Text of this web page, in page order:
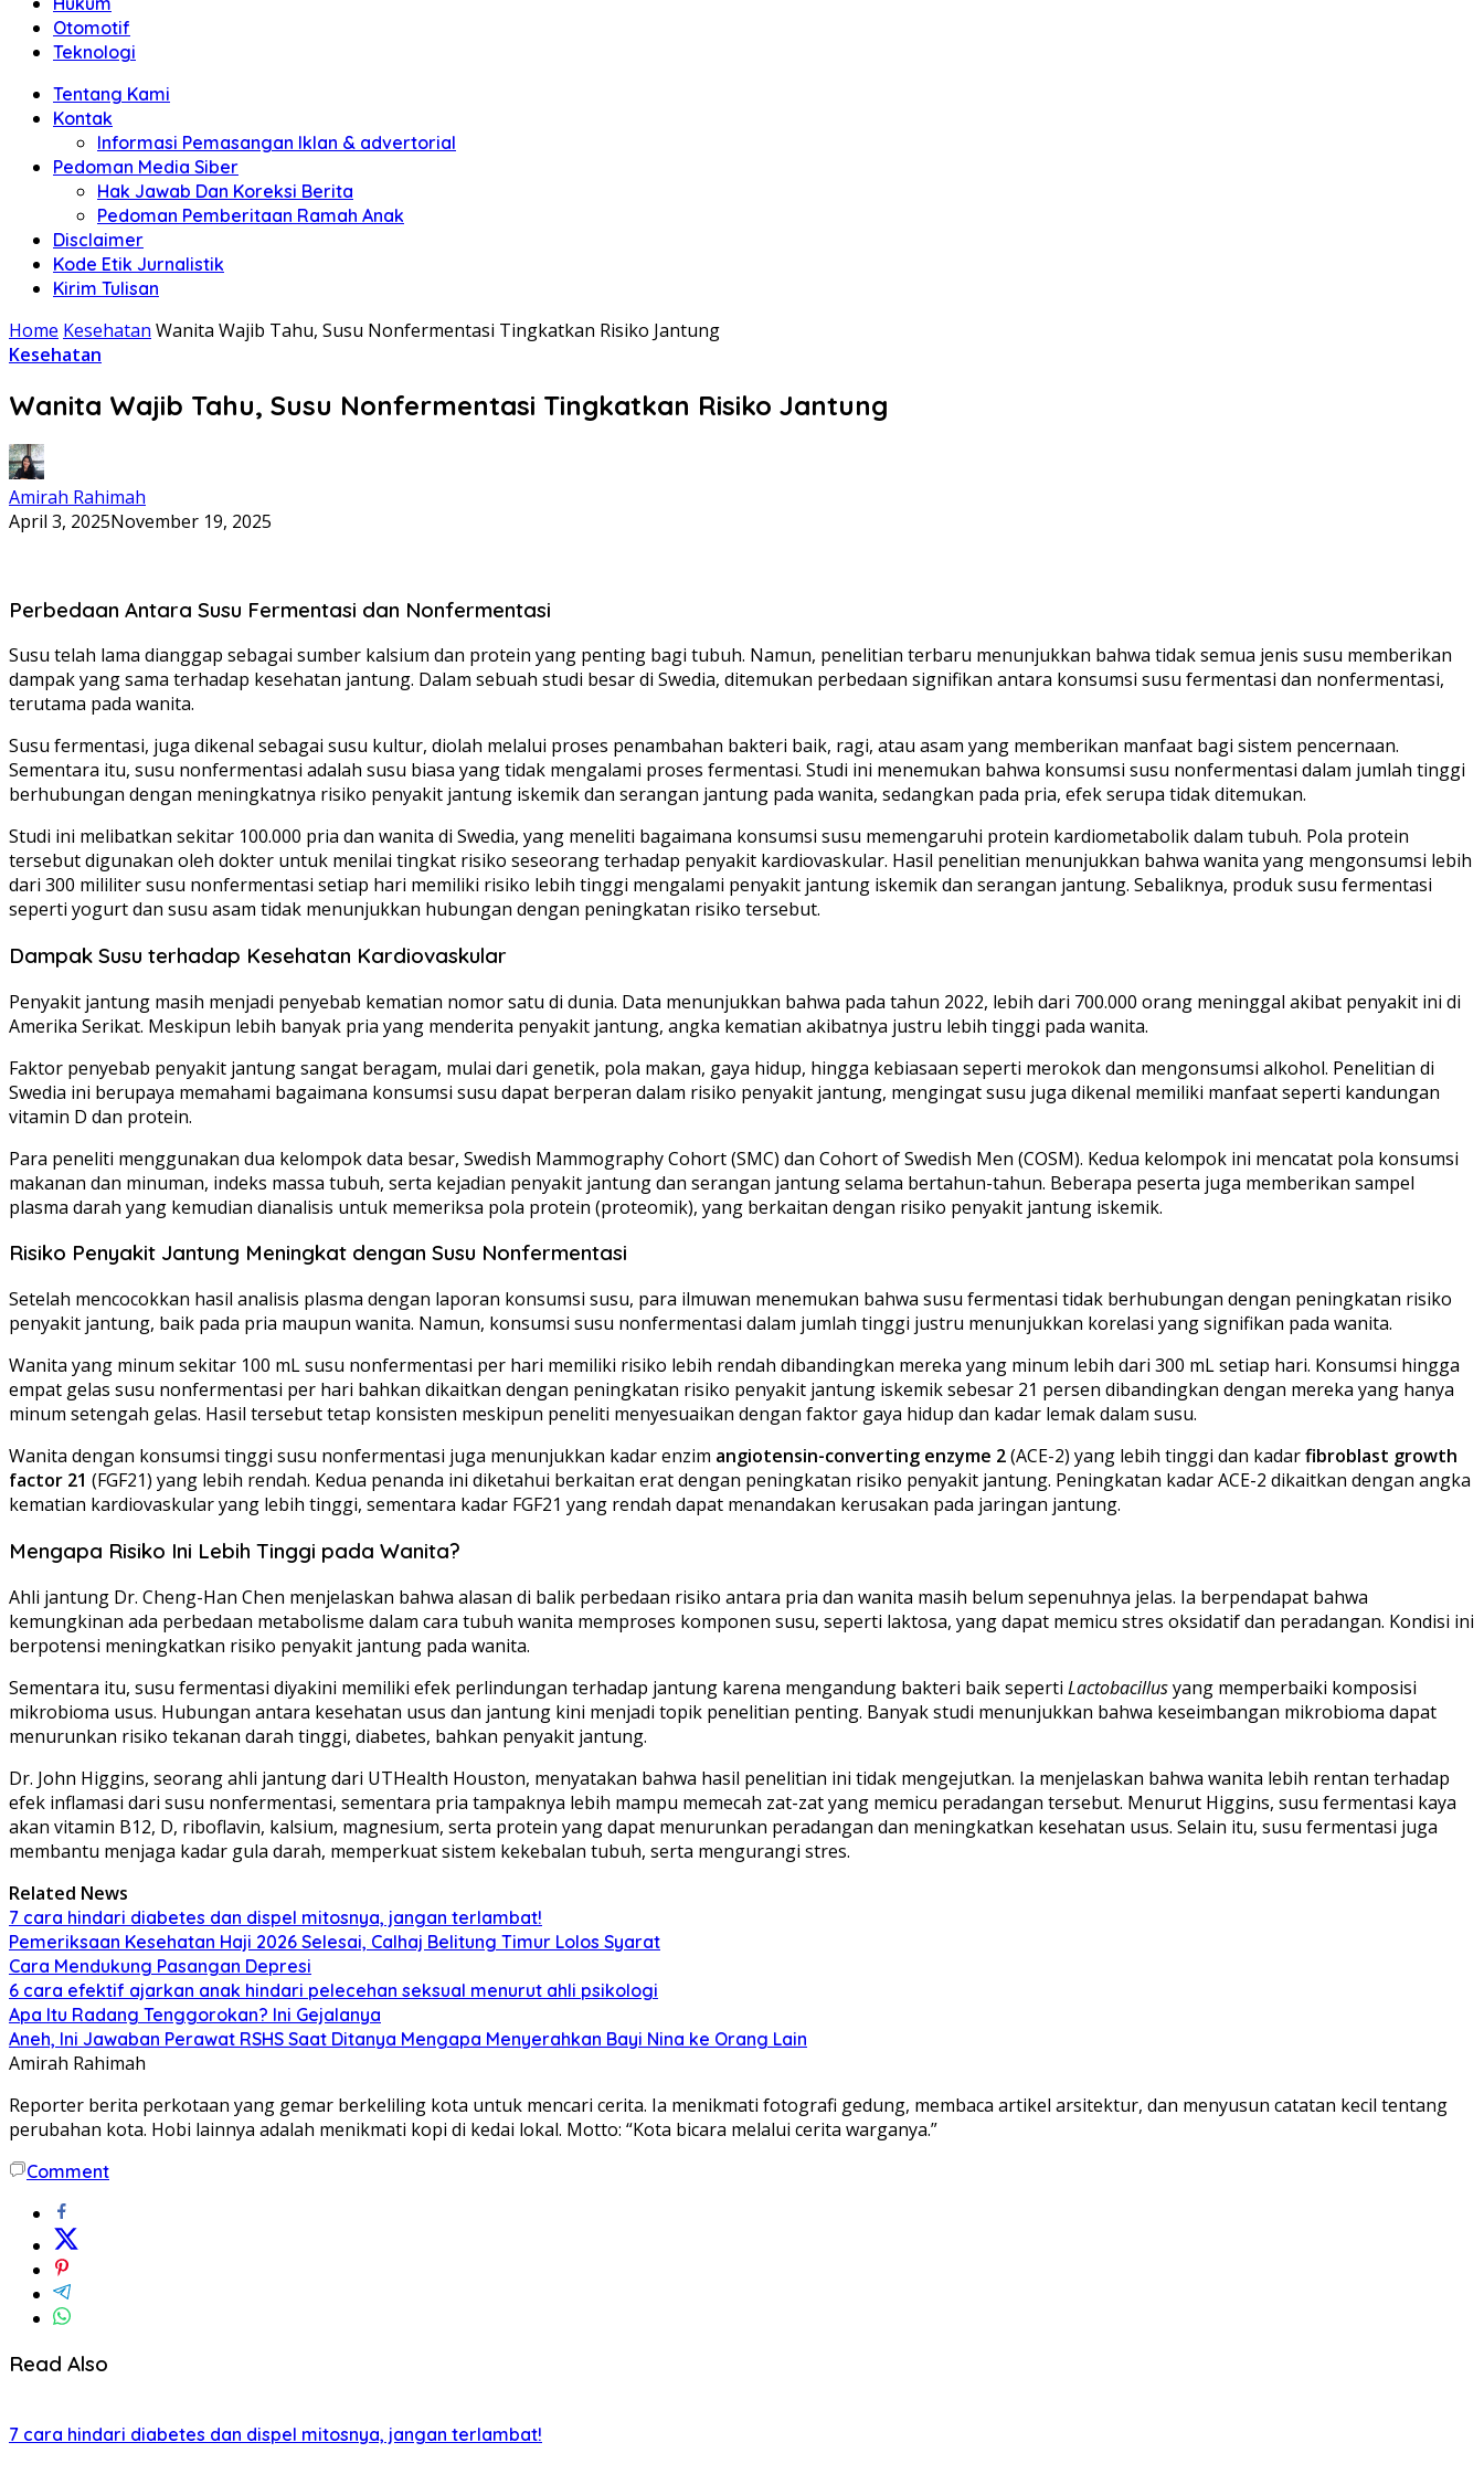
Otomotif
Teknologi
Tentang Kami
Kontak
Informasi Pemasangan Iklan & advertorial
Pedoman Media Siber
Hak Jawab Dan Koreksi Berita
Pedoman Pemberitaan Ramah Anak
Disclaimer
Kode Etik Jurnalistik
Kirim Tulisan
Home Kesehatan Wanita Wajib Tahu, Susu Nonfermentasi Tingkatkan Risiko Jantung
Kesehatan
Wanita Wajib Tahu, Susu Nonfermentasi Tingkatkan Risiko Jantung
Amirah Rahimah
April 3, 2025November 19, 2025
Perbedaan Antara Susu Fermentasi dan Nonfermentasi
Susu telah lama dianggap sebagai sumber kalsium dan protein yang penting bagi tubuh. Namun, penelitian terbaru menunjukkan bahwa tidak semua jenis susu memberikan
dampak yang sama terhadap kesehatan jantung. Dalam sebuah studi besar di Swedia, ditemukan perbedaan signifikan antara konsumsi susu fermentasi dan nonfermentasi,
terutama pada wanita.
Susu fermentasi, juga dikenal sebagai susu kultur, diolah melalui proses penambahan bakteri baik, ragi, atau asam yang memberikan manfaat bagi sistem pencernaan.
Sementara itu, susu nonfermentasi adalah susu biasa yang tidak mengalami proses fermentasi. Studi ini menemukan bahwa konsumsi susu nonfermentasi dalam jumlah tinggi
berhubungan dengan meningkatnya risiko penyakit jantung iskemik dan serangan jantung pada wanita, sedangkan pada pria, efek serupa tidak ditemukan.
Studi ini melibatkan sekitar 100.000 pria dan wanita di Swedia, yang meneliti bagaimana konsumsi susu memengaruhi protein kardiometabolik dalam tubuh. Pola protein
tersebut digunakan oleh dokter untuk menilai tingkat risiko seseorang terhadap penyakit kardiovaskular. Hasil penelitian menunjukkan bahwa wanita yang mengonsumsi lebih
dari 300 mililiter susu nonfermentasi setiap hari memiliki risiko lebih tinggi mengalami penyakit jantung iskemik dan serangan jantung. Sebaliknya, produk susu fermentasi
seperti yogurt dan susu asam tidak menunjukkan hubungan dengan peningkatan risiko tersebut.
Dampak Susu terhadap Kesehatan Kardiovaskular
Penyakit jantung masih menjadi penyebab kematian nomor satu di dunia. Data menunjukkan bahwa pada tahun 2022, lebih dari 700.000 orang meninggal akibat penyakit ini di
Amerika Serikat. Meskipun lebih banyak pria yang menderita penyakit jantung, angka kematian akibatnya justru lebih tinggi pada wanita.
Faktor penyebab penyakit jantung sangat beragam, mulai dari genetik, pola makan, gaya hidup, hingga kebiasaan seperti merokok dan mengonsumsi alkohol. Penelitian di
Swedia ini berupaya memahami bagaimana konsumsi susu dapat berperan dalam risiko penyakit jantung, mengingat susu juga dikenal memiliki manfaat seperti kandungan
vitamin D dan protein.
Para peneliti menggunakan dua kelompok data besar, Swedish Mammography Cohort (SMC) dan Cohort of Swedish Men (COSM). Kedua kelompok ini mencatat pola konsumsi
makanan dan minuman, indeks massa tubuh, serta kejadian penyakit jantung dan serangan jantung selama bertahun-tahun. Beberapa peserta juga memberikan sampel
plasma darah yang kemudian dianalisis untuk memeriksa pola protein (proteomik), yang berkaitan dengan risiko penyakit jantung iskemik.
Risiko Penyakit Jantung Meningkat dengan Susu Nonfermentasi
Setelah mencocokkan hasil analisis plasma dengan laporan konsumsi susu, para ilmuwan menemukan bahwa susu fermentasi tidak berhubungan dengan peningkatan risiko
penyakit jantung, baik pada pria maupun wanita. Namun, konsumsi susu nonfermentasi dalam jumlah tinggi justru menunjukkan korelasi yang signifikan pada wanita.
Wanita yang minum sekitar 100 mL susu nonfermentasi per hari memiliki risiko lebih rendah dibandingkan mereka yang minum lebih dari 300 mL setiap hari. Konsumsi hingga
empat gelas susu nonfermentasi per hari bahkan dikaitkan dengan peningkatan risiko penyakit jantung iskemik sebesar 21 persen dibandingkan dengan mereka yang hanya
minum setengah gelas. Hasil tersebut tetap konsisten meskipun peneliti menyesuaikan dengan faktor gaya hidup dan kadar lemak dalam susu.
Wanita dengan konsumsi tinggi susu nonfermentasi juga menunjukkan kadar enzim angiotensin-converting enzyme 2(ACE-2) yang lebih tinggi dan kadarfibroblast growth
factor 21 (FGF21) yang lebih rendah. Kedua penanda ini diketahui berkaitan erat dengan peningkatan risiko penyakit jantung. Peningkatan kadar ACE-2 dikaitkan dengan angka
kematian kardiovaskular yang lebih tinggi, sementara kadar FGF21 yang rendah dapat menandakan kerusakan pada jaringan jantung.
Mengapa Risiko Ini Lebih Tinggi pada Wanita?
Ahli jantung Dr. Cheng-Han Chen menjelaskan bahwa alasan di balik perbedaan risiko antara pria dan wanita masih belum sepenuhnya jelas. Ia berpendapat bahwa
kemungkinan ada perbedaan metabolisme dalam cara tubuh wanita memproses komponen susu, seperti laktosa, yang dapat memicu stres oksidatif dan peradangan. Kondisi ini
berpotensi meningkatkan risiko penyakit jantung pada wanita.
Sementara itu, susu fermentasi diyakini memiliki efek perlindungan terhadap jantung karena mengandung bakteri baik seperti Lactobacillusyang memperbaiki komposisi
mikrobioma usus. Hubungan antara kesehatan usus dan jantung kini menjadi topik penelitian penting. Banyak studi menunjukkan bahwa keseimbangan mikrobioma dapat
menurunkan risiko tekanan darah tinggi, diabetes, bahkan penyakit jantung.
Dr. John Higgins, seorang ahli jantung dari UTHealth Houston, menyatakan bahwa hasil penelitian ini tidak mengejutkan. Ia menjelaskan bahwa wanita lebih rentan terhadap
efek inflamasi dari susu nonfermentasi, sementara pria tampaknya lebih mampu memecah zat-zat yang memicu peradangan tersebut. Menurut Higgins, susu fermentasi kaya
akan vitamin B12, D, riboflavin, kalsium, magnesium, serta protein yang dapat menurunkan peradangan dan meningkatkan kesehatan usus. Selain itu, susu fermentasi juga
membantu menjaga kadar gula darah, memperkuat sistem kekebalan tubuh, serta mengurangi stres.
Related News
7 cara hindari diabetes dan dispel mitosnya, jangan terlambat!
Pemeriksaan Kesehatan Haji 2026 Selesai, Calhaj Belitung Timur Lolos Syarat
Cara Mendukung Pasangan Depresi
6 cara efektif ajarkan anak hindari pelecehan seksual menurut ahli psikologi
Apa Itu Radang Tenggorokan? Ini Gejalanya
Aneh, Ini Jawaban Perawat RSHS Saat Ditanya Mengapa Menyerahkan Bayi Nina ke Orang Lain
Amirah Rahimah
Reporter berita perkotaan yang gemar berkeliling kota untuk mencari cerita. Ia menikmati fotografi gedung, membaca artikel arsitektur, dan menyusun catatan kecil tentang
perubahan kota. Hobi lainnya adalah menikmati kopi di kedai lokal. Motto: “Kota bicara melalui cerita warganya.”
Comment
Read Also
7 cara hindari diabetes dan dispel mitosnya, jangan terlambat!